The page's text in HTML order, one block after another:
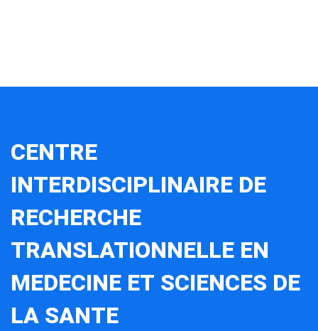
CENTRE
INTERDISCIPLINAIRE DE
RECHERCHE
TRANSLATIONNELLE EN
MEDECINE ET SCIENCES DE
LA SANTE